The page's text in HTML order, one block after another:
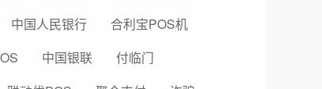
中国人民银行
合利宝POS机
中国银联
付临门